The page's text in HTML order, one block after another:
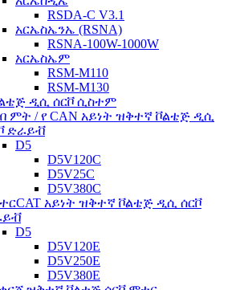
RSDA-C V3.1
አርኤስኤንኤ (RSNA)
RSNA-100W-1000W
አርኤስኤም
RSM-M110
RSM-M130
ዲሲ ሰርቮ ሲስተም
ምት / የ CAN አይነት ዝቅተኛ ቮልቴጅ ዲሲ
ድራይቭ
D5
D5V120C
D5V25C
D5V380C
አይነት ዝቅተኛ ቮልቴጅ ዲሲ ሰርቮ
D5
D5V120E
D5V250E
D5V380E